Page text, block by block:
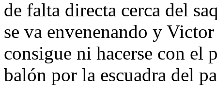
de falta directa cerca del
se va envenenando y
consigue ni hacerse con el
balón por la escuadra del